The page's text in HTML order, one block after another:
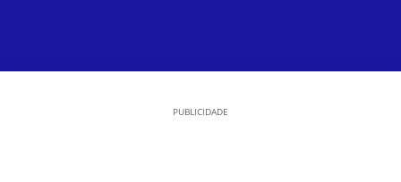
PUBLICIDADE